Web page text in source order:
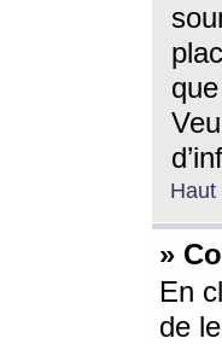
Haut
»
En
de